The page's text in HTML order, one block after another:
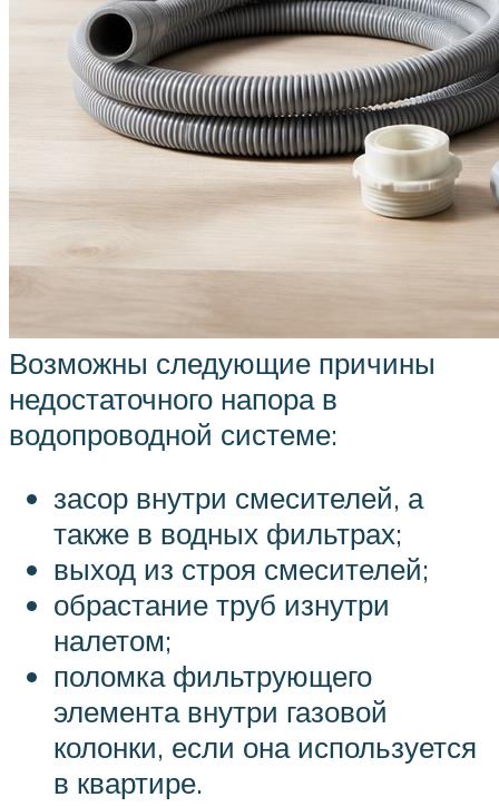
Возможны следующие причины
недостаточного напора в
водопроводной системе:
засор внутри смесителей, а
также в водных фильтрах;
выход из строя смесителей;
обрастание труб изнутри
налетом;
поломка фильтрующего
элемента внутри газовой
колонки, если она используется
в квартире.